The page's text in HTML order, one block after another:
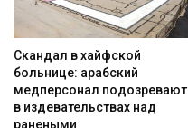
Скандал в хайфской
больнице: арабский
медперсонал подозревают
в издевательствах над
ранеными